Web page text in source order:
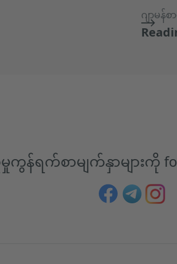
ဂျာမန်
ကွန်ရက်စာမျက်နှာများကို